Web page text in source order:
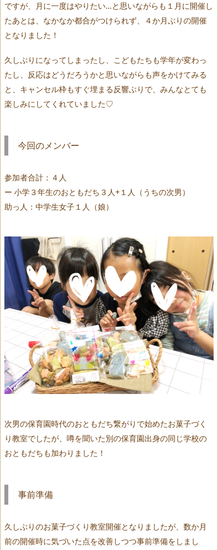
ですが、月に一度はやりたい…と思いながらも１月に開催し
たあとは、なかなか都合がつけられず、４か月ぶりの開催
となりました！
久しぶりになってしまったし、こどもたちも学年が変わっ
たし、反応はどうだろうかと思いながらも声をかけてみる
と、キャンセル枠もすぐ埋まる反響ぶりで、みんなとても
楽しみにしてくれていました♡
今回のメンバー
参加者合計：４人
ー 小学３年生のおともだち３人+１人（うちの次男）
助っ人：中学生女子１人（娘）
次男の保育園時代のおともだち繋がりで始めたお菓子づく
り教室でしたが、噂を聞いた別の保育園出身の同じ学校の
おともだちも加わりました！
事前準備
久しぶりのお菓子づくり教室開催となりましたが、数か月
前の開催時に気づいた点を改善しつつ事前準備をしまし